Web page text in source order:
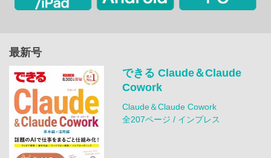
最新号
できる Claude＆Claude
Cowork
Claude＆Claude Cowork
全207ページ / インプレス